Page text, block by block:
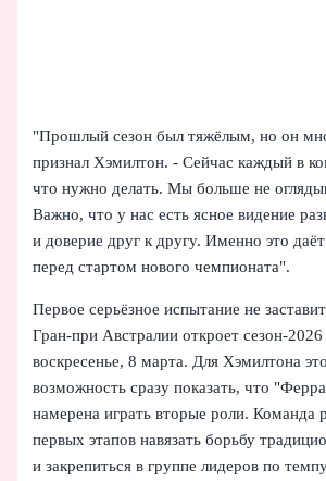
"Прошлый сезон был тяжёлым, но он
признал Хэмилтон. - Сейчас каждый в
что нужно делать. Мы больше не
Важно, что у нас есть ясное видение
и доверие друг к другу. Именно это
перед стартом нового чемпионата".
Первое серьёзное испытание не
Гран‑при Австралии откроет
воскресенье, 8 марта. Для Хэмилтона
возможность сразу показать, что
намерена играть вторые роли. Команда
первых этапов навязать борьбу
и закрепиться в группе лидеров по